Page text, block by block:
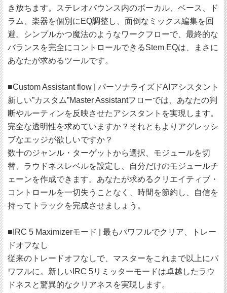
き放ちます。ステレオバウンス内のボーカル、ベース、ド
ラム、楽器を個別にEQ調整し、面倒なミックス編集を回
避。シンプルかつ魔法のようなワークフローで、最終的な
バランスを完全にコントロールできるStem EQは、まさに
あなたが求めるツールです。
■Custom Assistant flow | パーソナライズドAIアシスタント
新しい”カスタム”Master Assistantフローでは、あなたの判
断やルーティンを反映させたアシスタントを実現します。
完全な透明性を求めていますか？それともよりアグレッシ
ブなエッジが欲しいですか？
数十のジャンル・ターゲットから選択、モジュールを切
替、ラウドネスレベルを設定し、自分だけのモジュールチ
ェーンを作成できます。あなたが求めるクリエイティブ・
コントロールを一切失うことなく、時間を節約し、自信を
持ってトラックを完成させましょう。
■IRC 5 Maximizerモード | 最もパワフルでクリア、トレー
ドオフなし
従来のトレードオフなしで、マスターをこれまで以上にパ
ワフルに。新しいIRC 5リミッターモードは卓越したラウ
ドネスと驚異的なクリアネスを実現します。